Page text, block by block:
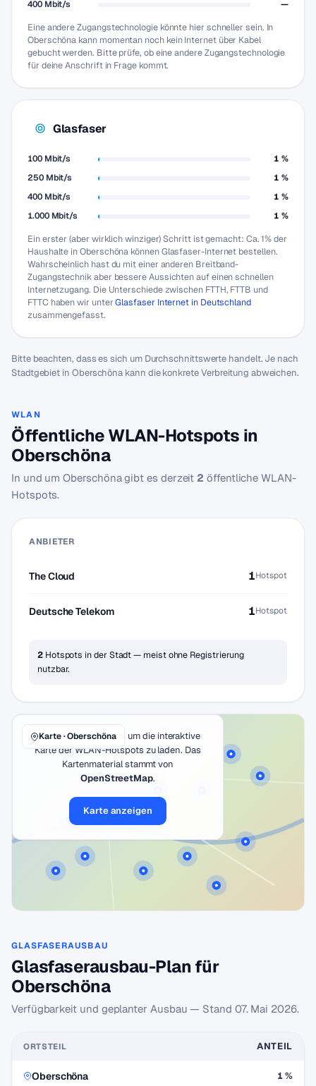
400 Mbit/s —
Eine andere Zugangstechnologie könnte hier schneller sein. In
Oberschöna kann momentan noch kein Internet über Kabel
gebucht werden. Bitte prüfe, ob eine andere Zugangstechnologie
für deine Anschrift in Frage kommt.
Glasfaser
100 Mbit/s
1 %
250 Mbit/s
1 %
400 Mbit/s
1 %
1.000 Mbit/s
1 %
Ein erster (aber wirklich winziger) Schritt ist gemacht: Ca. 1% der
Haushalte in Oberschöna können Glasfaser-Internet bestellen.
Wahrscheinlich hast du mit einer anderen Breitband-
Zugangstechnik aber bessere Aussichten auf einen schnellen
Internetzugang. Die Unterschiede zwischen FTTH, FTTB und
FTTC haben wir unterGlasfaser Internet in Deutschland
zusammengefasst.
Bitte beachten, dass es sich um Durchschnittswerte handelt. Je nach
Stadtgebiet in Oberschöna kann die konkrete Verbreitung abweichen.
WLAN
Öffentliche WLAN-Hotspots in
Oberschöna
In und um Oberschöna gibt es derzeit 2 öffentliche WLAN-
Hotspots.
ANBIETER
The Cloud 1Hotspot
Deutsche Telekom 1Hotspot
2Hotspots in der Stadt — meist ohne Registrierung
nutzbar.
Klicke auf den Button, um die interaktive
Karte der WLAN-Hotspots zu laden. Das
Kartenmaterial stammt von
OpenStreetMap.
Karte anzeigen
Karte · Oberschöna
GLASFASERAUSBAU
Glasfaserausbau-Plan für
Oberschöna
Verfügbarkeit und geplanter Ausbau — Stand 07. Mai 2026.
ORTSTEIL ANTEIL
Oberschöna 1 %